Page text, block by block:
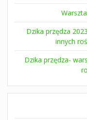
Dzika przędza
innych
Dzika przędza-